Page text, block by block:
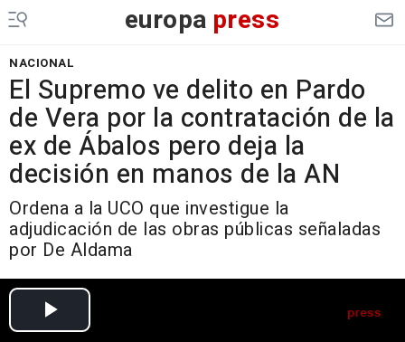
europa press
NACIONAL
El Supremo ve delito en Pardo
de Vera por la contratación de la
ex de Ábalos pero deja la
decisión en manos de la AN
Ordena a la UCO que investigue la
adjudicación de las obras públicas señaladas
por De Aldama